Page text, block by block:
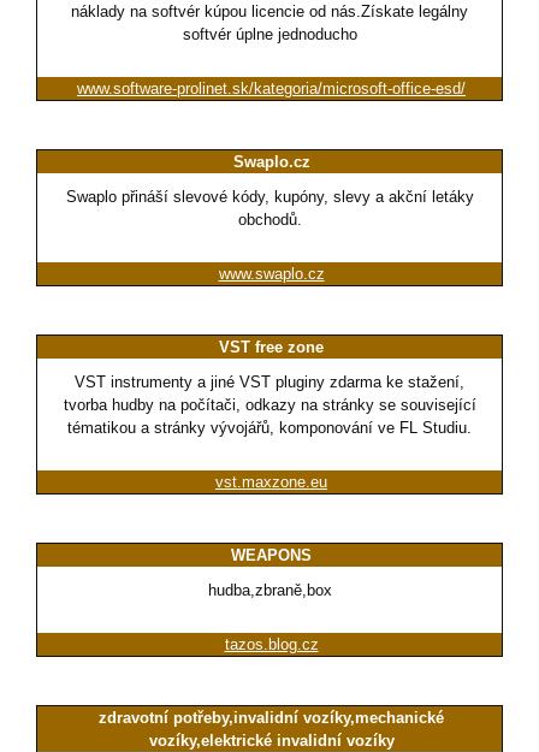
náklady na softvér kúpou licencie od nás.Získate legálny
softvér úplne jednoducho
www.software-prolinet.sk/kategoria/microsoft-office-esd/
Swaplo.cz
Swaplo přináší slevové kódy, kupóny, slevy a akční letáky
obchodů.
www.swaplo.cz
VST free zone
VST instrumenty a jiné VST pluginy zdarma ke stažení,
tvorba hudby na počítači, odkazy na stránky se související
tématikou a stránky vývojářů, komponování ve FL Studiu.
vst.maxzone.eu
WEAPONS
hudba,zbraně,box
tazos.blog.cz
zdravotní potřeby,invalidní vozíky,mechanické
vozíky,elektrické invalidní vozíky